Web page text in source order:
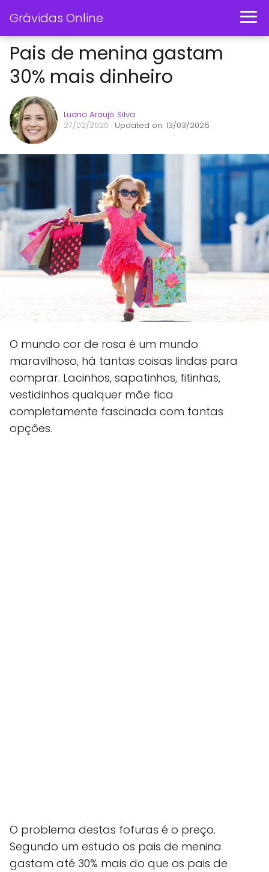
Grávidas Online
Pais de menina gastam
30% mais dinheiro
Luana Araujo Silva
27/02/2020 · Updated on: 13/03/2026
O mundo cor de rosa é um mundo
maravilhoso, há tantas coisas lindas para
comprar. Lacinhos, sapatinhos, fitinhas,
vestidinhos qualquer mãe fica
completamente fascinada com tantas
opções.
O problema destas fofuras é o preço.
Segundo um estudo os pais de menina
gastam até 30% mais do que os pais de